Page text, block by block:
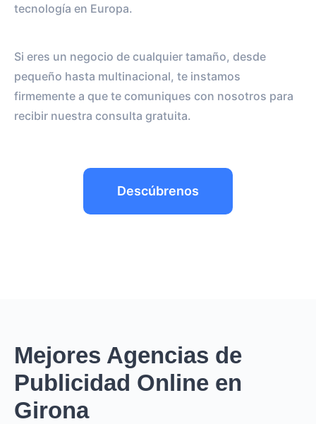
tecnología en Europa.
Si eres un negocio de cualquier tamaño, desde
pequeño hasta multinacional, te instamos
firmemente a que te comuniques con nosotros para
recibir nuestra consulta gratuita.
Descúbrenos
Mejores Agencias de
Publicidad Online en
Girona